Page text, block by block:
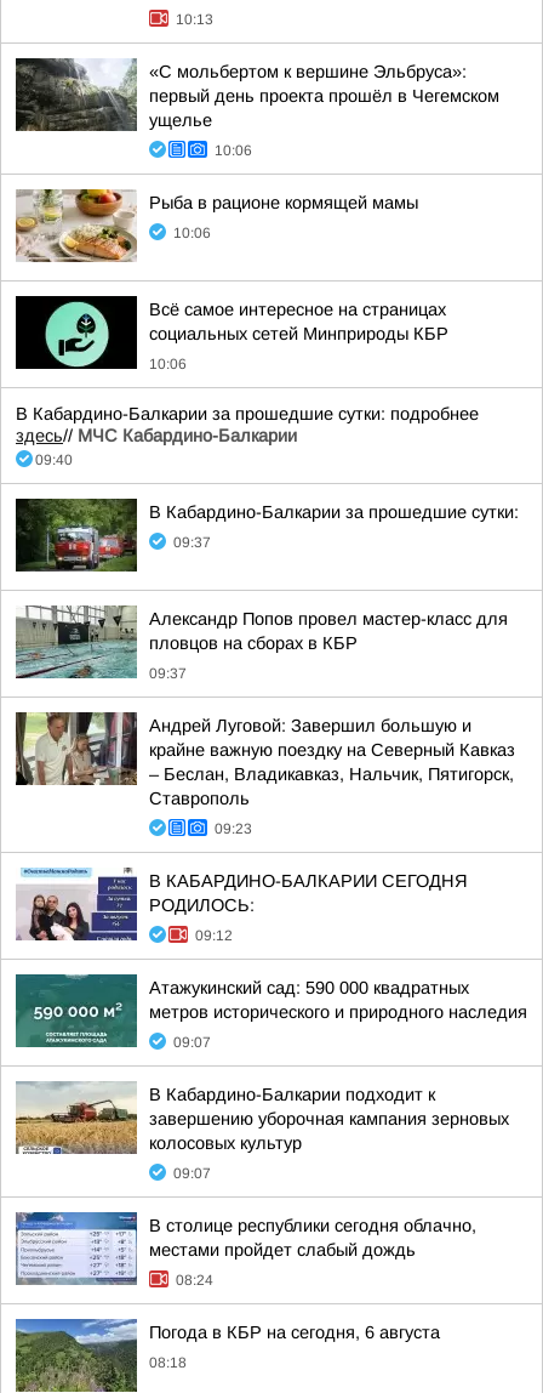
10:13
«С мольбертом к вершине Эльбруса»:
первый день проекта прошёл в Чегемском
ущелье
10:06
Рыба в рационе кормящей мамы
10:06
Всё самое интересное на страницах
социальных сетей Минприроды КБР
10:06
В Кабардино-Балкарии за прошедшие сутки: подробнее
здесь// МЧС Кабардино-Балкарии
09:40
В Кабардино-Балкарии за прошедшие сутки:
09:37
Александр Попов провел мастер-класс для
пловцов на сборах в КБР
09:37
Андрей Луговой: Завершил большую и
крайне важную поездку на Северный Кавказ
– Беслан, Владикавказ, Нальчик, Пятигорск,
Ставрополь
09:23
В КАБАРДИНО-БАЛКАРИИ СЕГОДНЯ
РОДИЛОСЬ:
09:12
Атажукинский сад: 590 000 квадратных
метров исторического и природного наследия
09:07
В Кабардино-Балкарии подходит к
завершению уборочная кампания зерновых
колосовых культур
09:07
В столице республики сегодня облачно,
местами пройдет слабый дождь
08:24
Погода в КБР на сегодня, 6 августа
08:18